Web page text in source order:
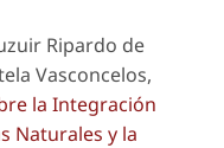
Ripardo de
Vasconcelos,
la Integración
Naturales y la